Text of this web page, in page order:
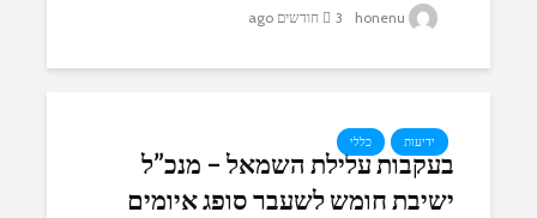
3 חודשים ago
ידיעות כללי
בעקבות עלילת השמאל – מנכ”ל
ישיבת חומש לשעבר סופג איומים